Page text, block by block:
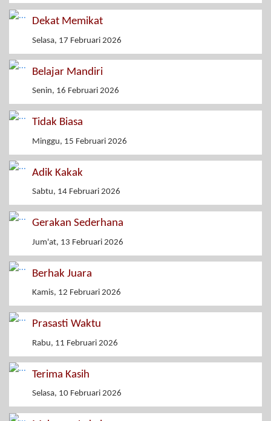
Dekat Memikat
Selasa, 17 Februari 2026
Belajar Mandiri
Senin, 16 Februari 2026
Tidak Biasa
Minggu, 15 Februari 2026
Adik Kakak
Sabtu, 14 Februari 2026
Gerakan Sederhana
Jum'at, 13 Februari 2026
Berhak Juara
Kamis, 12 Februari 2026
Prasasti Waktu
Rabu, 11 Februari 2026
Terima Kasih
Selasa, 10 Februari 2026